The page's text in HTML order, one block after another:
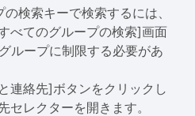
検索キーで検索するには、
べてのグループの検索]画面
ループに制限する必要があ
連絡先]ボタンをクリックし
セレクターを開きます。